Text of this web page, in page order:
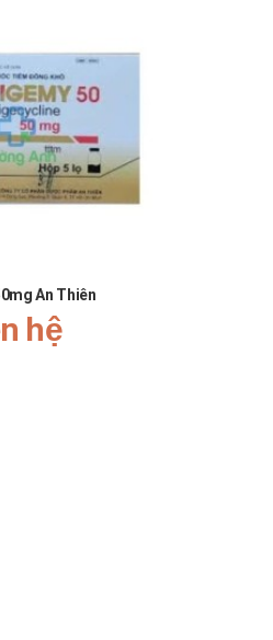
An Thiên
hệ